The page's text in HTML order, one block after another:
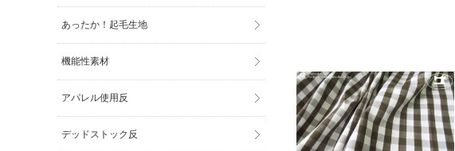
あったか！起毛生地
機能性素材
アパレル使用反
デッドストック反